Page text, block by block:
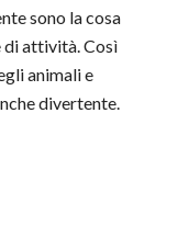
sono la cosa
di attività. Così
animali e
divertente.